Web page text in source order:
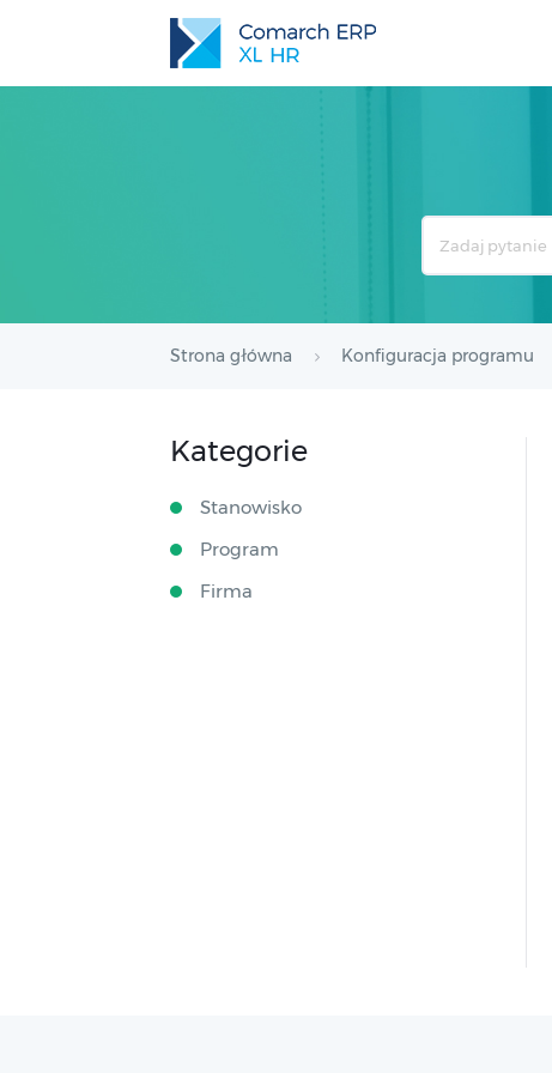
Strona główna Konfiguracja programu
Kategorie
Stanowisko
Program
Firma